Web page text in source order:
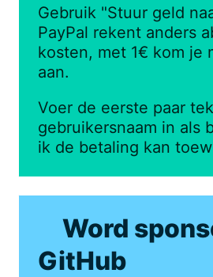
Gebruik "Stuur geld
PayPal rekent anders
kosten, met 1€ kom je
aan.
Voer de eerste paar
gebruikersnaam in als
ik de betaling kan
Word
GitHub